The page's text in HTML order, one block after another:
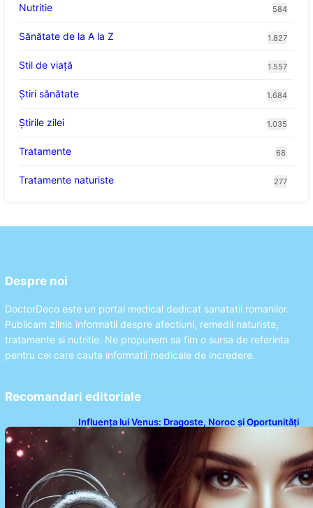
Nutritie 584
Sănătate de la A la Z 1.827
Stil de viaţă 1.557
Ştiri sănătate 1.684
Știrile zilei 1.035
Tratamente 68
Tratamente naturiste 277
Despre noi
DoctorDeco este un portal medical dedicat sanatatii romanilor.
Publicam zilnic informatii despre afectiuni, remedii naturiste,
tratamente si nutritie. Ne propunem sa fim o sursa de referinta
pentru cei care cauta informatii medicale de incredere.
Recomandari editoriale
Influența lui Venus: Dragoste, Noroc și Oportunități
pentru Tauri și Balanțe în Weekendul 8-9 August